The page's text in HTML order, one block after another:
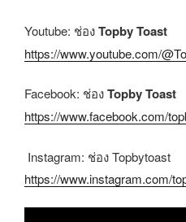
Youtube: ช่องTopby Toast
https://www.youtube.com/
Facebook: ช่องTopby Toast
https://www.facebook.com/
Instagram: ช่อง Topbytoast
https://www.instagram.com/